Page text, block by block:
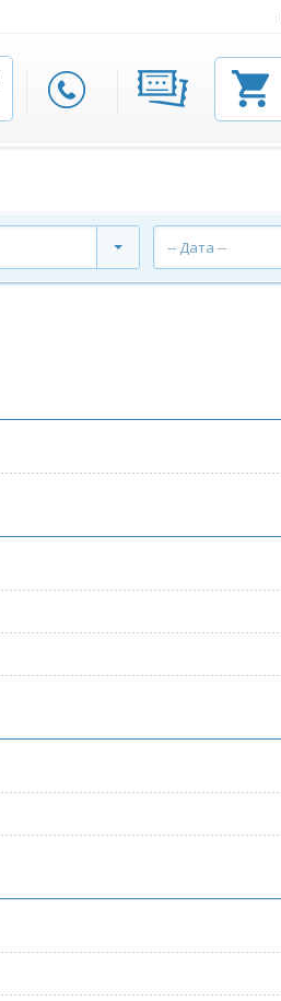
-- Дата --